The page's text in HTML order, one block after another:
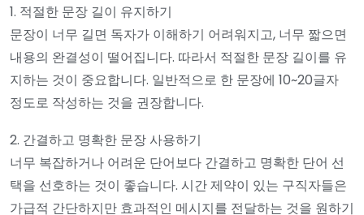
1. 적절한 문장 길이 유지하기
문장이 너무 길면 독자가 이해하기 어려워지고, 너무 짧으면
내용의 완결성이 떨어집니다. 따라서 적절한 문장 길이를 유
지하는 것이 중요합니다. 일반적으로 한 문장에 10~20글자
정도로 작성하는 것을 권장합니다.
2. 간결하고 명확한 문장 사용하기
너무 복잡하거나 어려운 단어보다 간결하고 명확한 단어 선
택을 선호하는 것이 좋습니다. 시간 제약이 있는 구직자들은
가급적 간단하지만 효과적인 메시지를 전달하는 것을 원하기